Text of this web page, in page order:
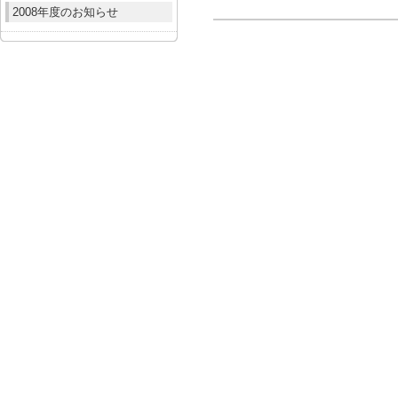
2008年度のお知らせ